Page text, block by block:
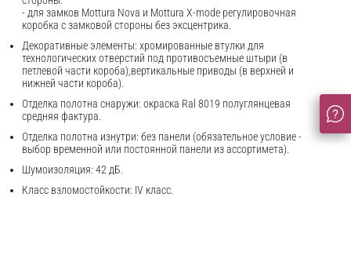
- для замков Mottura Nova и Mottura X-mode регулировочная
коробка с замковой стороны без эксцентрика.
Декоративные элементы: хромированные втулки для
технологических отверстий под противосъемные штыри (в
петлевой части короба),вертикальные приводы (в верхней и
нижней части короба).
Отделка полотна снаружи: окраска Ral 8019 полуглянцевая
средняя фактура.
Отделка полотна изнутри: без панели (обязательное условие -
выбор временной или постоянной панели из ассортимета).
Шумоизоляция: 42 дБ.
Класс взломостойкости: IV класс.